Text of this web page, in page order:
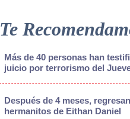
Te
Más de 40 personas han
juicio por terrorismo del
Después de 4 meses,
hermanitos de Eithan Daniel